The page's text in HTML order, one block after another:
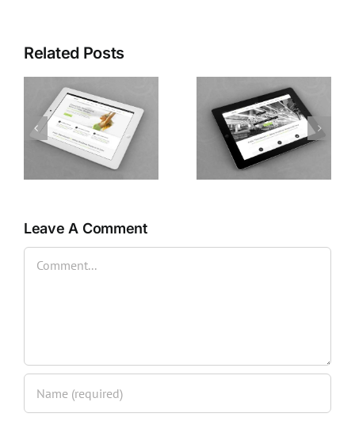
Related Posts
Class Aptent Taciti Soci
Ad Litora
Proin Sodales Quam
Nec Sollicit
Leave A Comment
Comment